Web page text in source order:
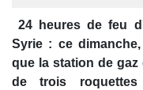
24 heures de feu
Syrie : ce
que la station de
de trois roquettes